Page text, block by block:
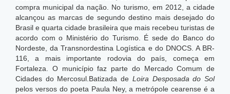
compra municipal da nação. No turismo, em 2012, a cidade
alcançou as marcas de segundo destino mais desejado do
Brasil e quarta cidade brasileira que mais recebeu turistas de
acordo com o Ministério do Turismo. É sede do Banco do
Nordeste, da Transnordestina Logística e do DNOCS. A BR-
116, a mais importante rodovia do país, começa em
Fortaleza. O município faz parte do Mercado Comum de
Cidades do Mercosul.Batizada de Loira Desposada do Sol
pelos versos do poeta Paula Ney, a metrópole cearense é a